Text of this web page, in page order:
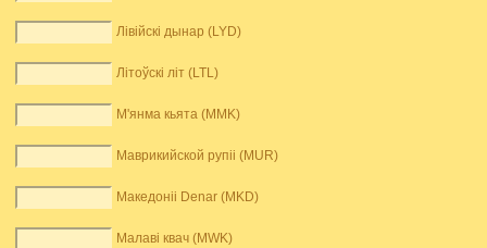
Лівійскі дынар (LYD)
Літоўскі літ (LTL)
М'янма кьята (MMK)
Маврикийской рупіі (MUR)
Македоніі Denar (MKD)
Малаві квач (MWK)